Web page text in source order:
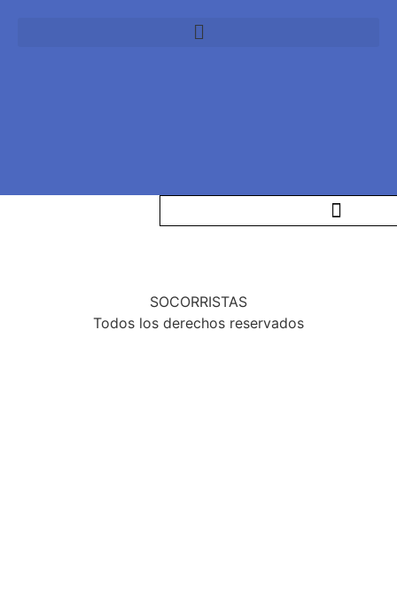
¿Quienes Somos?
SOCORRISTAS
Todos los derechos reservados